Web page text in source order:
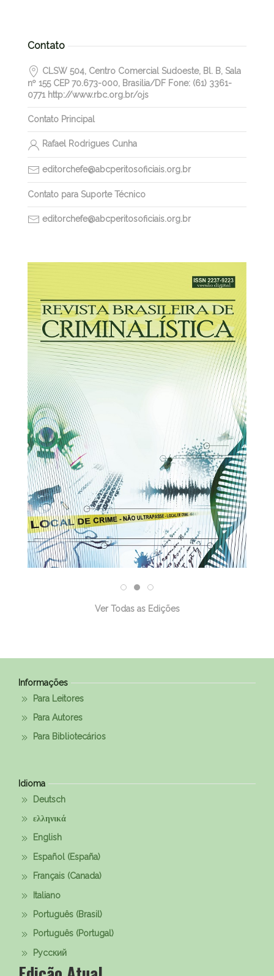
Contato
CLSW 504, Centro Comercial Sudoeste, Bl. B, Sala
nº 155 CEP 70.673-000, Brasilia/DF Fone: (61) 3361-
0771 http://www.rbc.org.br/ojs
Contato Principal
Rafael Rodrigues Cunha
editorchefe@abcperitosoficiais.org.br
Contato para Suporte Técnico
editorchefe@abcperitosoficiais.org.br
Ver Todas as Edições
Informações
Para Leitores
Para Autores
Para Bibliotecários
Idioma
Deutsch
ελληνικά
English
Español (España)
Français (Canada)
Italiano
Português (Brasil)
Português (Portugal)
Русский